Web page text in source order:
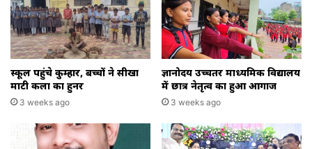
स्कूल पहुंचे कुम्हार, बच्चों ने सीखा
माटी कला का हुनर
3 weeks ago
ज्ञानोदय उच्चतर माध्यमिक विद्यालय
में छात्र नेतृत्व का हुआ आगाज
3 weeks ago